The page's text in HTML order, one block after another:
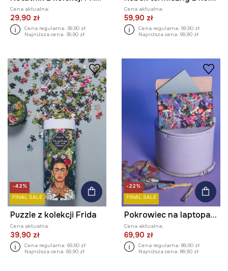
Cena aktualna:
29,90 zł
Cena regularna: 39,90 zł
Najniższa cena: 39,90 zł
Cena aktualna:
59,90 zł
Cena regularna: 99,90 zł
Najniższa cena: 99,90 zł
-42%
FINAL SALE
Puzzle z kolekcji Frida
Cena aktualna:
39,90 zł
Cena regularna: 69,90 zł
Najniższa cena: 69,90 zł
-22%
FINAL SALE
Pokrowiec na laptopa z kolekcji Eviva L'arte
Cena aktualna:
69,90 zł
Cena regularna: 89,90 zł
Najniższa cena: 89,90 zł